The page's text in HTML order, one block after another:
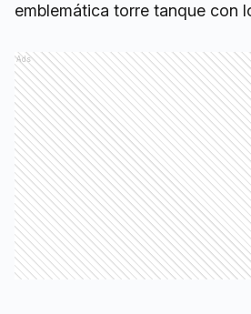
emblemática torre tanque con
Ads